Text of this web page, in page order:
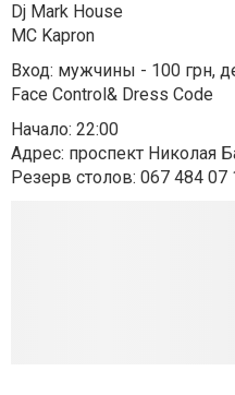
Dj Mark House
MC Kapron
Вход: мужчины - 100 грн,
Face Control& Dress Code
Начало: 22:00
Адрес: проспект Николая
Резерв столов: 067 484 07